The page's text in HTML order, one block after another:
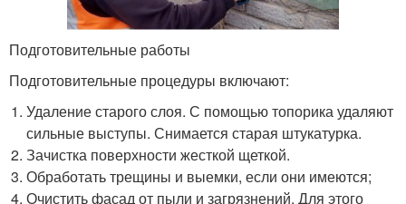
Подготовительные работы
Подготовительные процедуры включают:
Удаление старого слоя. С помощью топорика удаляют
сильные выступы. Снимается старая штукатурка.
Зачистка поверхности жесткой щеткой.
Обработать трещины и выемки, если они имеются;
Очистить фасад от пыли и загрязнений. Для этого